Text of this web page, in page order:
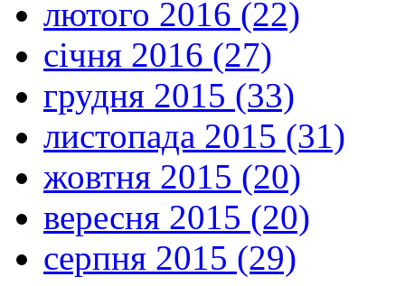
лютого 2016 (22)
січня 2016 (27)
грудня 2015 (33)
листопада 2015 (31)
жовтня 2015 (20)
вересня 2015 (20)
серпня 2015 (29)